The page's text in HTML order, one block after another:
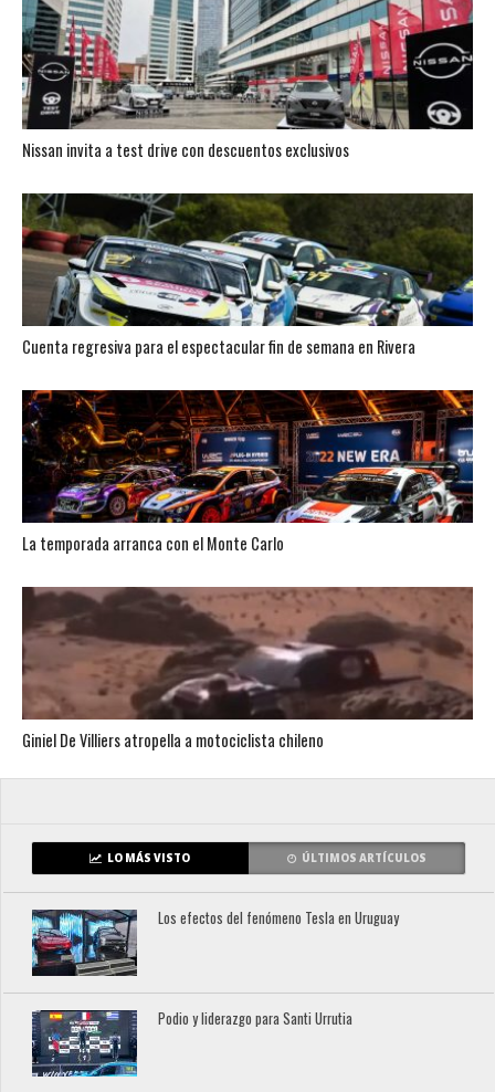
Nissan invita a test drive con descuentos exclusivos
Cuenta regresiva para el espectacular fin de semana en Rivera
La temporada arranca con el Monte Carlo
Giniel De Villiers atropella a motociclista chileno
LO MÁS VISTO ÚLTIMOS ARTÍCULOS
Los efectos del fenómeno Tesla en Uruguay
Podio y liderazgo para Santi Urrutia